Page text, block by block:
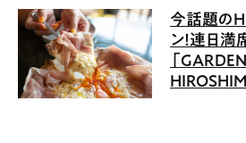
今話題の
ン！連日満
「